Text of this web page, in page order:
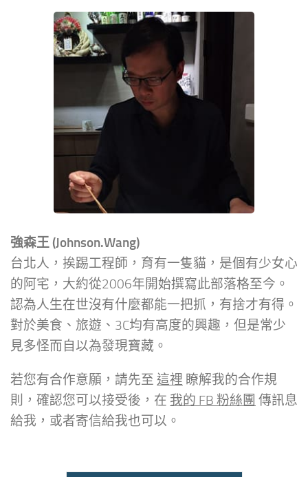
強森王 (Johnson.Wang)
台北人，挨踢工程師，育有一隻貓，是個有少女心
的阿宅，大約從2006年開始撰寫此部落格至今。
認為人生在世沒有什麼都能一把抓，有捨才有得。
對於美食、旅遊、3C均有高度的興趣，但是常少
見多怪而自以為發現寶藏。
若您有合作意願，請先至 這裡 瞭解我的合作規
則，確認您可以接受後，在 我的 FB 粉絲團 傳訊息
給我，或者寄信給我也可以。